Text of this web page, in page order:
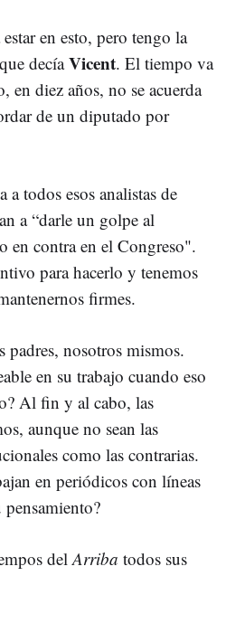
en esto, pero tengo la
que decíaVicent. El tiempo va
en diez años, no se acuerda
de un diputado por
a todos esos analistas de
a “darle un golpe al
en contra en el Congreso".
para hacerlo y tenemos
firmes.
nosotros mismos.
en su trabajo cuando eso
Al fin y al cabo, las
aunque no sean las
como las contrarias.
en periódicos con líneas
del Arriba todos sus